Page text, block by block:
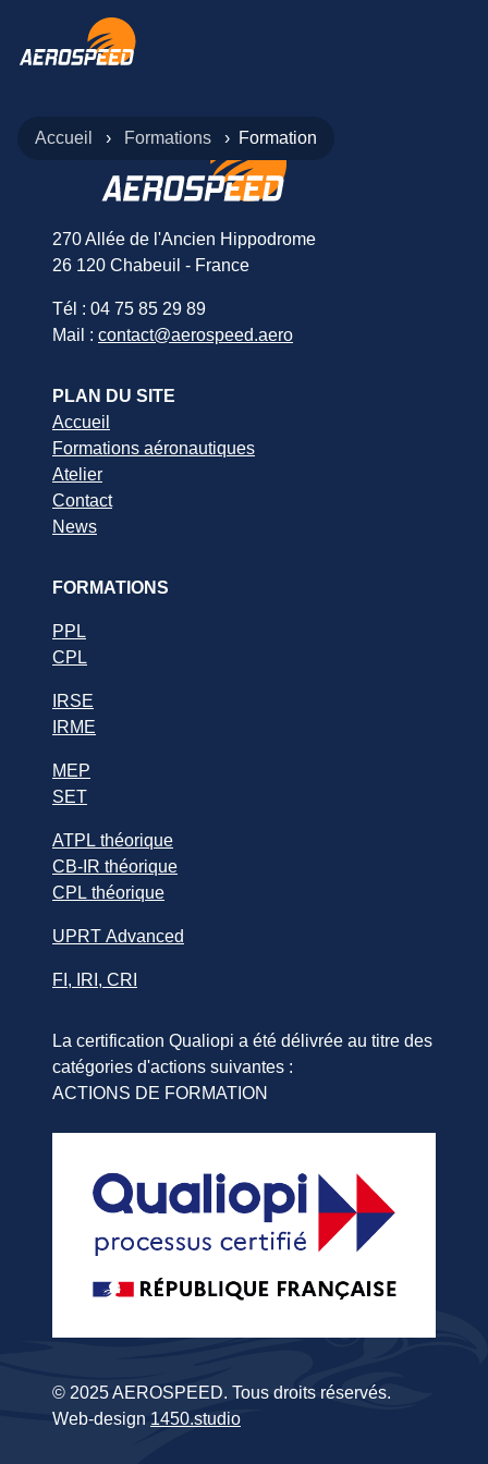
Accueil Formations Formation
270 Allée de l'Ancien Hippodrome
26 120 Chabeuil - France
Tél : 04 75 85 29 89
Mail : contact@aerospeed.aero
PLAN DU SITE
Accueil
Formations aéronautiques
Atelier
Contact
News
FORMATIONS
PPL
CPL
IRSE
IRME
MEP
SET
ATPL théorique
CB-IR théorique
CPL théorique
UPRT Advanced
FI, IRI, CRI
La certification Qualiopi a été délivrée au titre des
catégories d'actions suivantes :
ACTIONS DE FORMATION
© 2025 AEROSPEED. Tous droits réservés.
Web-design 1450.studio